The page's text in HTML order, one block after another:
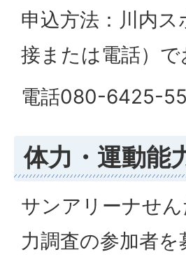
申込方法：川内
接または電話）
電話080-6425-
体力・運動能
サンアリーナせ
力調査の参加者